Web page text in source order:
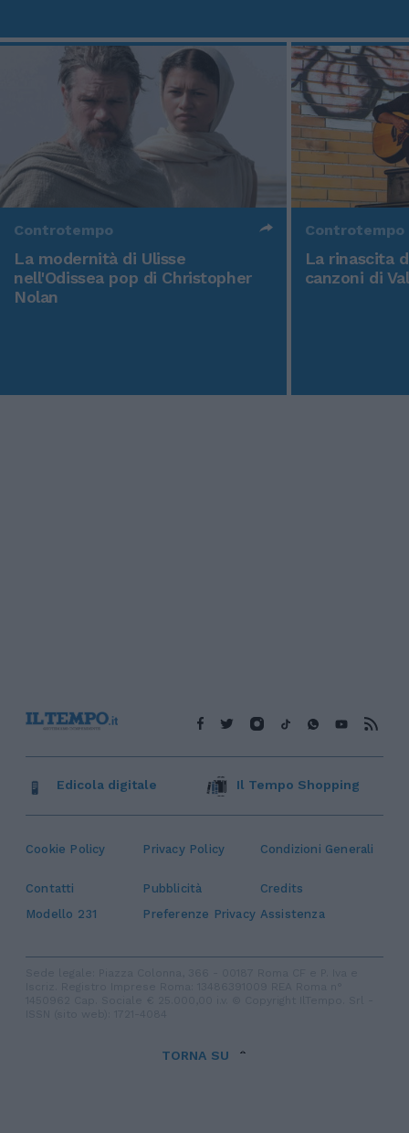
Controtempo
La modernità di Ulisse
nell'Odissea pop di Christopher
Nolan
Controtempo
La rinascita
canzoni di
Cookie Policy Privacy Policy Condizioni Generali
Contatti Pubblicità
Credits
Modello 231
Preferenze Privacy Assistenza
Edicola digitale Il Tempo Shopping
TORNA SU